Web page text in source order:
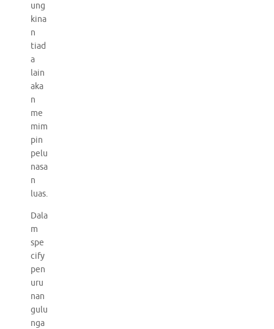
ung
kina
n
tiad
a
lain
aka
n
me
mim
pin
pelu
nasa
n
luas.
Dala
m
spe
cify
pen
uru
nan
gulu
nga